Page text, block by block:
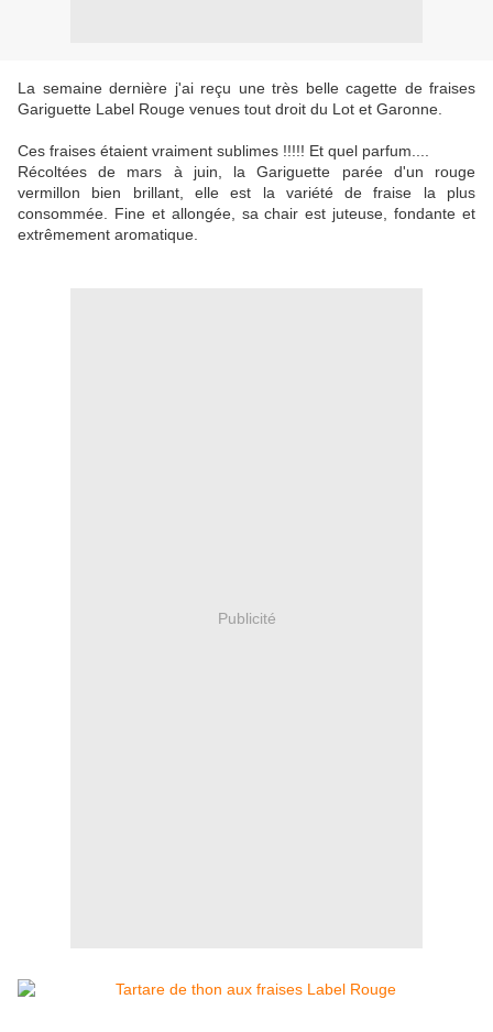
La semaine dernière j'ai reçu une très belle cagette de fraises
Gariguette Label Rouge venues tout droit du Lot et Garonne.
Ces fraises étaient vraiment sublimes !!!!! Et quel parfum....
Récoltées de mars à juin, la Gariguette parée d'un rouge
vermillon bien brillant, elle est la variété de fraise la plus
consommée. Fine et allongée, sa chair est juteuse, fondante et
extrêmement aromatique.
Publicité